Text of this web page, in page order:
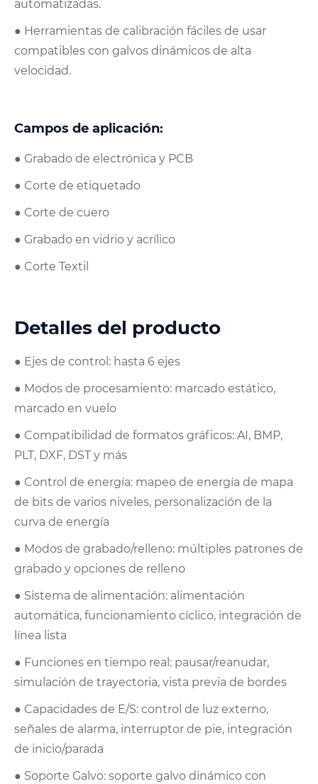
automatizadas.
● Herramientas de calibración fáciles de usar
compatibles con galvos dinámicos de alta
velocidad.
Campos de aplicación:
● Grabado de electrónica y PCB
● Corte de etiquetado
● Corte de cuero
● Grabado en vidrio y acrílico
● Corte Textil
Detalles del producto
● Ejes de control: hasta 6 ejes
● Modos de procesamiento: marcado estático,
marcado en vuelo
● Compatibilidad de formatos gráficos: AI, BMP,
PLT, DXF, DST y más
● Control de energía: mapeo de energía de mapa
de bits de varios niveles, personalización de la
curva de energía
● Modos de grabado/relleno: múltiples patrones de
grabado y opciones de relleno
● Sistema de alimentación: alimentación
automática, funcionamiento cíclico, integración de
línea lista
● Funciones en tiempo real: pausar/reanudar,
simulación de trayectoria, vista previa de bordes
● Capacidades de E/S: control de luz externo,
señales de alarma, interruptor de pie, integración
de inicio/parada
● Soporte Galvo: soporte galvo dinámico con